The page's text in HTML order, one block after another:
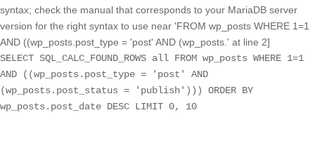
syntax; check the manual that corresponds to your MariaDB server
version for the right syntax to use near 'FROM wp_posts WHERE 1=1
AND ((wp_posts.post_type = 'post' AND (wp_posts.' at line 2]
SELECT SQL_CALC_FOUND_ROWS all FROM wp_posts WHERE 1=1
AND ((wp_posts.post_type = 'post' AND
(wp_posts.post_status = 'publish'))) ORDER BY
wp_posts.post_date DESC LIMIT 0, 10